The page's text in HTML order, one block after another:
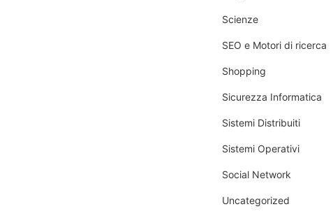
Scienze
SEO e Motori di ricerca
Shopping
Sicurezza Informatica
Sistemi Distribuiti
Sistemi Operativi
Social Network
Uncategorized